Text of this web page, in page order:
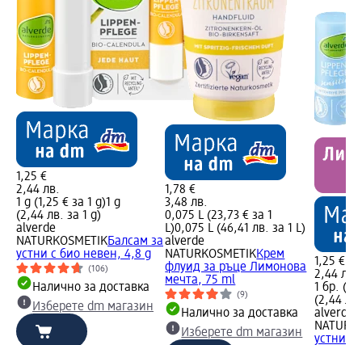
1,25 €
2,44 лв.
1 g (1,25 € за 1 g)1 g
(2,44 лв. за 1 g)
alverde
NATURKOSMETIKБалсам за
устни с био невен, 4,8 g
(106)
Налично за доставка
Изберете dm магазин
1,78 €
3,48 лв.
0,075 L (23,73 € за 1
L)0,075 L (46,41 лв. за 1 L)
alverde
NATURKOSMETIKКрем
флуид за ръце Лимонова
мечта, 75 ml
(9)
Налично за доставка
Изберете dm магазин
1,25 €
2,44 лв.
1 бр.
(2,44
alverde
устни